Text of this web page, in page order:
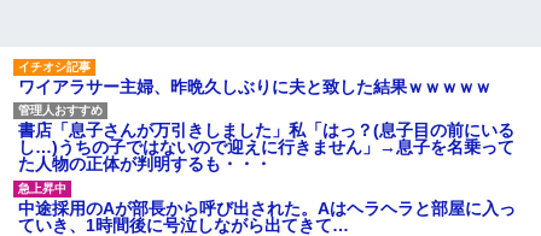
ワイアラサー主婦、昨晩久しぶりに夫と致した結果ｗｗｗｗｗ
書店「息子さんが万引きしました」私「はっ？(息子目の前にいる
し…)うちの子ではないので迎えに行きません」→息子を名乗って
た人物の正体が判明するも・・・
中途採用のAが部長から呼び出された。Aはヘラヘラと部屋に入っ
ていき、1時間後に号泣しながら出てきて…